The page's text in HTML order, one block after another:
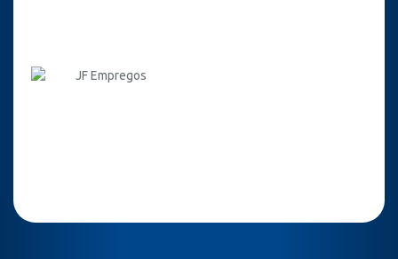
JF Empregos